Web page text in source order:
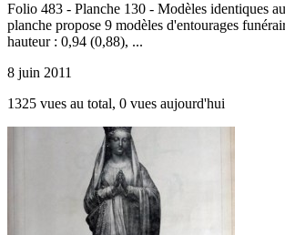
Folio 483 - Planche 130 - Modèles identiques
planche propose 9 modèles d'entourages
hauteur : 0,94 (0,88), ...
8 juin 2011
1325 vues au total, 0 vues aujourd'hui